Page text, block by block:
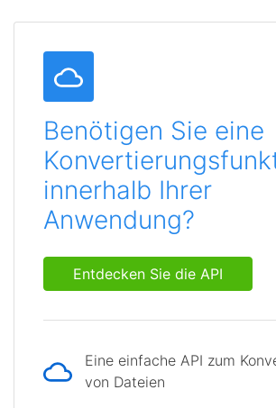
Benötigen Sie eine
innerhalb Ihrer
Anwendung?
Entdecken Sie die API
Eine einfache API zum
von Dateien